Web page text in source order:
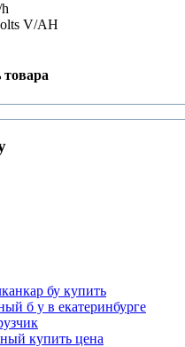
V/AH
товара
бу купить
б у в екатеринбурге
купить цена